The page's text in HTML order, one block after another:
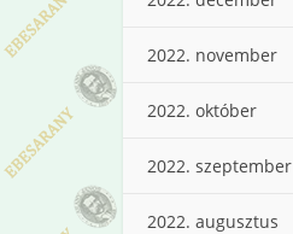
2022. november
2022. október
2022. szeptember
2022. augusztus